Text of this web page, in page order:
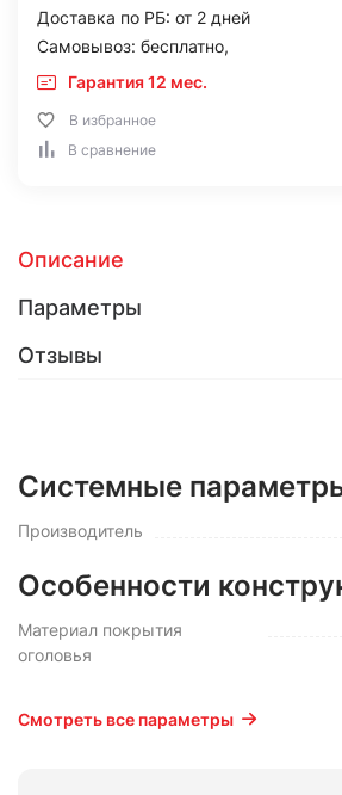
Доставка по РБ: от 2 дней
Самовывоз: бесплатно,
Гарантия 12 мес.
В избранное
В сравнение
Описание
Параметры
Отзывы
Системные
Производитель
Особенности
Материал покрытия
оголовья
Смотреть все параметры